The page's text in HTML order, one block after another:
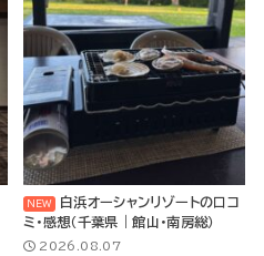
白浜オーシャンリゾートの口コ
ミ・感想（千葉県｜館山・南房総）
2026.08.07